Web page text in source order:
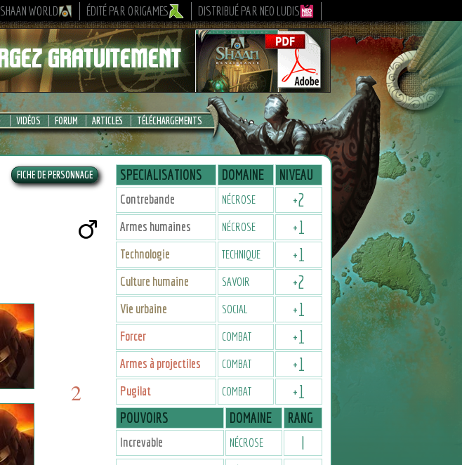
SHAAN WORLD ÉDITÉ PAR ORIGAMES DISTRIBUÉ PAR NEO LUDIS
VIDÉOS FORUM ARTICLES TÉLÉCHARGEMENTS
SPECIALISATIONS DOMAINE NIVEAU
Contrebande NÉCROSE +2
Armes humaines NÉCROSE +1
Technologie TECHNIQUE +1
Culture humaine SAVOIR +2
Vie urbaine SOCIAL +1
Forcer COMBAT +1
Armes à projectiles COMBAT +1
Pugilat COMBAT +1
POUVOIRS DOMAINE RANG
Increvable NÉCROSE I
4
2